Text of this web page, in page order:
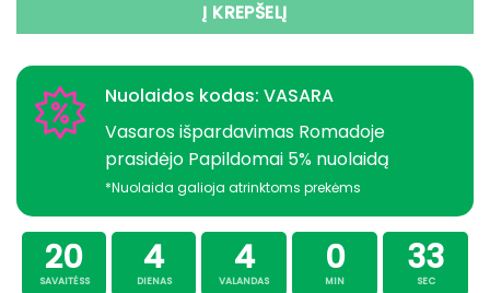
Į KREPŠELĮ
Nuolaidos kodas: VASARA
Vasaros išpardavimas Romadoje
prasidėjo Papildomai 5% nuolaidą
*Nuolaida galioja atrinktoms prekėms
20
SAVAITĖSS
4
DIENAS
4
VALANDAS
0
MIN
32
SEC